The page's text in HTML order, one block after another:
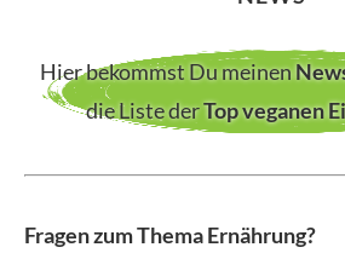
Hier bekommst Du meinen
die Liste derTop veganen
Fragen zum Thema Ernährung?